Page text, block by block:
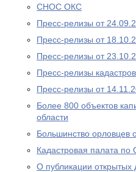
СНОС ОКС
Пресс-релизы от
Пресс-релизы от
Пресс-релизы от
Пресс-релизы
Пресс-релизы от
Более 800 объектов
области
Большинство орловцев
Кадастровая палата по
О публикации